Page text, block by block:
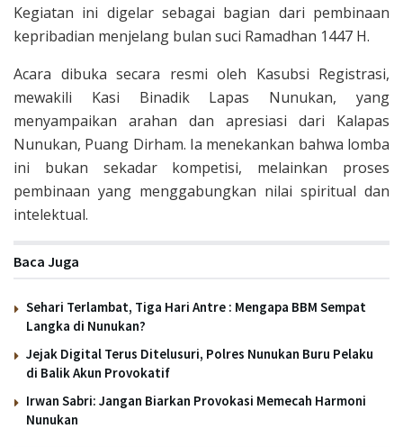
Kegiatan ini digelar sebagai bagian dari pembinaan
kepribadian menjelang bulan suci Ramadhan 1447 H.
Acara dibuka secara resmi oleh Kasubsi Registrasi,
mewakili Kasi Binadik Lapas Nunukan, yang
menyampaikan arahan dan apresiasi dari Kalapas
Nunukan, Puang Dirham. Ia menekankan bahwa lomba
ini bukan sekadar kompetisi, melainkan proses
pembinaan yang menggabungkan nilai spiritual dan
intelektual.
Baca Juga
Sehari Terlambat, Tiga Hari Antre : Mengapa BBM Sempat
Langka di Nunukan?
Jejak Digital Terus Ditelusuri, Polres Nunukan Buru Pelaku
di Balik Akun Provokatif
Irwan Sabri: Jangan Biarkan Provokasi Memecah Harmoni
Nunukan